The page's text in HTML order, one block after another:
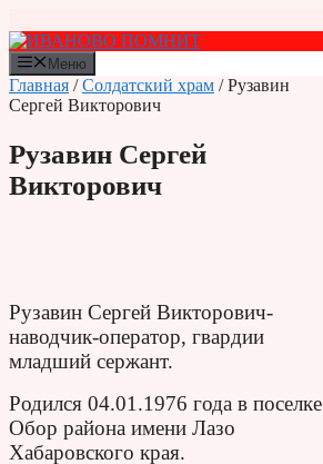
к
содержимому
Меню
Главная /Солдатский храм / Рузавин
Сергей Викторович
Рузавин Сергей
Викторович
Рузавин Сергей Викторович-
наводчик-оператор, гвардии
младший сержант.
Родился 04.01.1976 года в поселке
Обор района имени Лазо
Хабаровского края.